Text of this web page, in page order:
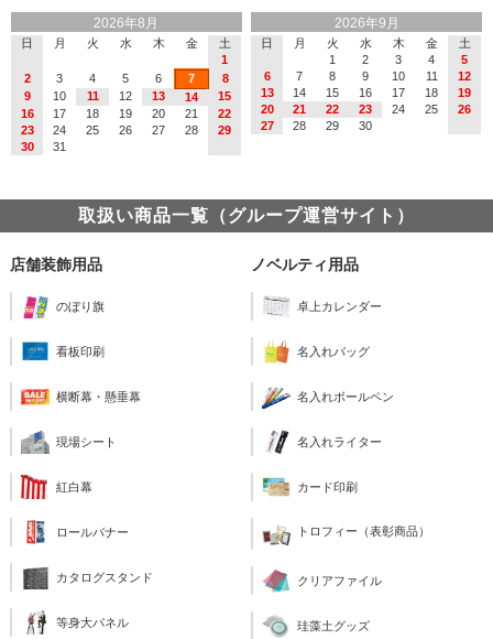
2026年8月
日 月 火 水 木 金
土
1
2
3 4 5 6 7
8
9
10 11 12 13 14
15
16
17 18 19 20 21
22
23
24 25 26 27 28
29
30
31
2026年9月
日 月 火 水 木 金
土
1
2 3 4
5
6
7 8 9 10 11
12
13
14 15 16 17 18
19
20
21 22 23 24 25
26
27
28 29 30
取扱い商品一覧（グループ運営サイト）
店舗装飾用品
のぼり旗
看板印刷
横断幕・懸垂幕
現場シート
紅白幕
ロールバナー
カタログスタンド
等身大パネル
ノベルティ用品
卓上カレンダー
名入れバッグ
名入れボールペン
名入れライター
カード印刷
トロフィー（表彰商品）
クリアファイル
珪藻土グッズ